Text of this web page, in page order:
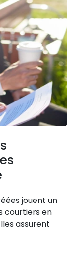
jouent un
courtiers en
assurent